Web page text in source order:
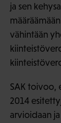
ja sen
vähintään
SAK toivoo,
2014
arvioidaan